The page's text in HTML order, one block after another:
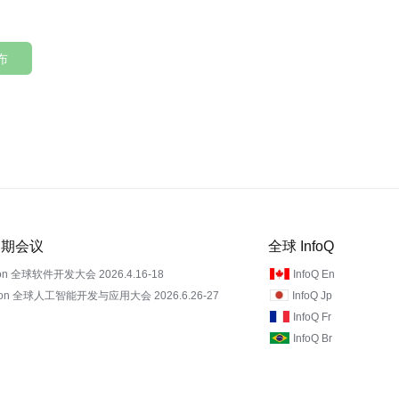
会议
全球软件开发大会 2026.4.16-18
全球人工智能开发与应用大会 2026.6.26-27
全球 InfoQ
InfoQ En
InfoQ Jp
InfoQ Fr
InfoQ Br